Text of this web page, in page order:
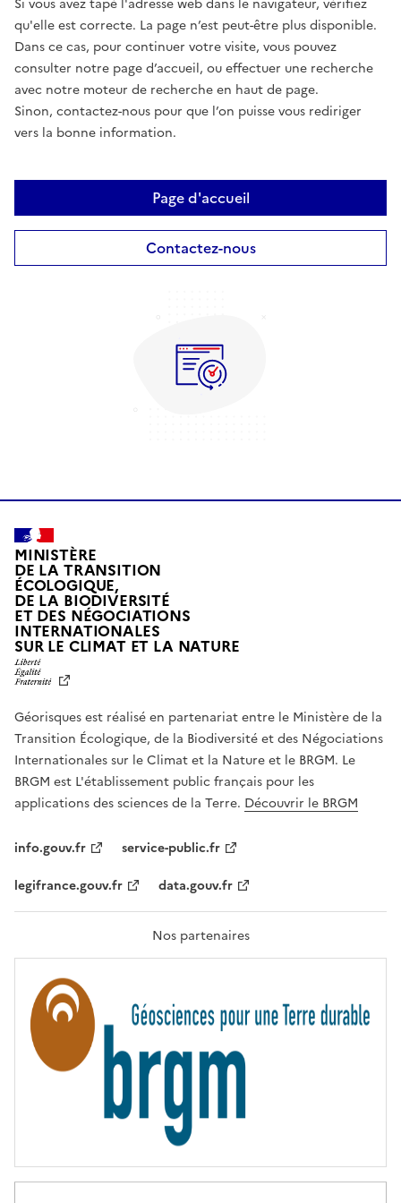
Si vous avez tapé l'adresse web dans le navigateur, vérifiez
qu'elle est correcte. La page n’est peut-être plus disponible.
Dans ce cas, pour continuer votre visite, vous pouvez
consulter notre page d’accueil, ou effectuer une recherche
avec notre moteur de recherche en haut de page.
Sinon, contactez-nous pour que l’on puisse vous rediriger
vers la bonne information.
Page d'accueil
Contactez-nous
MINISTÈRE
DE LA TRANSITION
ÉCOLOGIQUE,
DE LA BIODIVERSITÉ
ET DES NÉGOCIATIONS
INTERNATIONALES
SUR LE CLIMAT ET LA NATUREL
T
É
,
É
G
A
L
F
A
T
R
T
É
Géorisques est réalisé en partenariat entre le Ministère de la
Transition Écologique, de la Biodiversité et des Négociations
Internationales sur le Climat et la Nature et le BRGM. Le
BRGM est L'établissement public français pour les
applications des sciences de la Terre. Découvrir le BRGM
info.gouv.fr
service-public.fr
legifrance.gouv.fr
data.gouv.fr
Nos partenaires